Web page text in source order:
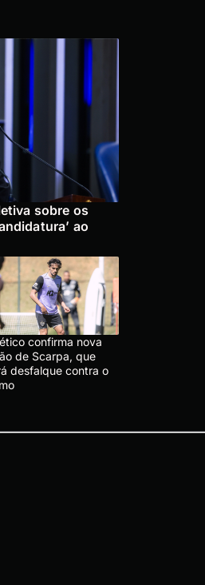
sobre os
ao
confirma nova
de Scarpa, que
desfalque contra o